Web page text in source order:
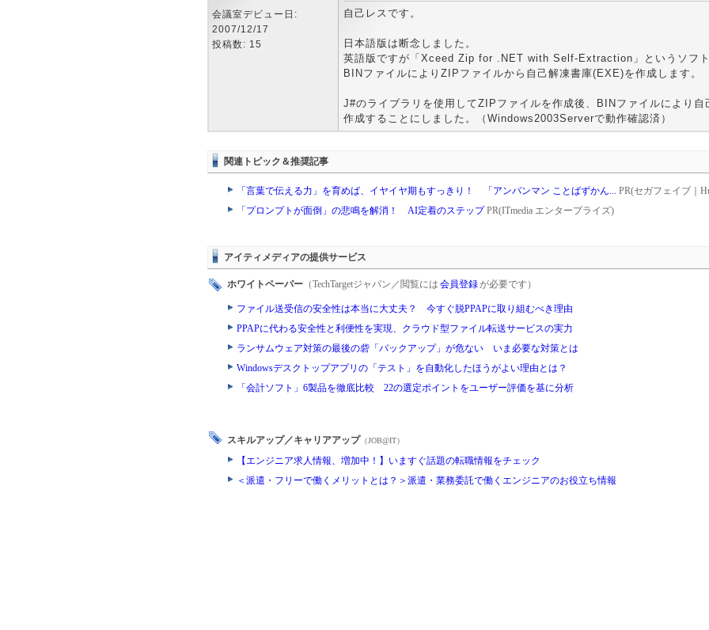
会議室デビュー日:
2007/12/17
投稿数: 15
自己レスです。
日本語版は断念しました。
英語版ですが「Xceed Zip for .NET with Self-Extraction」というソフト
BINファイルによりZIPファイルから自己解凍書庫(EXE)を作成します。
J#のライブラリを使用してZIPファイルを作成後、BINファイルにより自
作成することにしました。（Windows2003Serverで動作確認済）
関連トピック＆推奨記事
「言葉で伝える力」を育めば、イヤイヤ期もすっきり！ 「アンパンマン ことばずかん... PR(セガフェイブ｜
「プロンプトが面倒」の悲鳴を解消！ AI定着のステップPR(ITmedia エンタープライズ)
アイティメディアの提供サービス
ホワイトペーパー （TechTargetジャパン／閲覧には 会員登録が必要です）
ファイル送受信の安全性は本当に大丈夫？ 今すぐ脱PPAPに取り組むべき理由
PPAPに代わる安全性と利便性を実現、クラウド型ファイル転送サービスの実力
ランサムウェア対策の最後の砦「バックアップ」が危ない いま必要な対策とは
Windowsデスクトップアプリの「テスト」を自動化したほうがよい理由とは？
「会計ソフト」6製品を徹底比較 22の選定ポイントをユーザー評価を基に分析
スキルアップ／キャリアアップ （JOB@IT）
【エンジニア求人情報、増加中！】いますぐ話題の転職情報をチェック
＜派遣・フリーで働くメリットとは？＞派遣・業務委託で働くエンジニアのお役立ち情報